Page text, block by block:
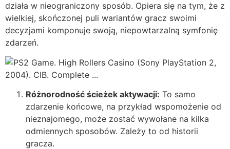
działa w nieograniczony sposób. Opiera się na tym, że z
wielkiej, skończonej puli wariantów gracz swoimi
decyzjami komponuje swoją, niepowtarzalną symfonię
zdarzeń.
Różnorodność ścieżek aktywacji: To samo
zdarzenie końcowe, na przykład wspomożenie od
nieznajomego, może zostać wywołane na kilka
odmiennych sposobów. Zależy to od historii
gracza.